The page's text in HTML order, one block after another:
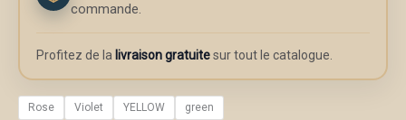
commande.
Profitez de la livraison gratuitesur tout le catalogue.
Rose Violet YELLOW green